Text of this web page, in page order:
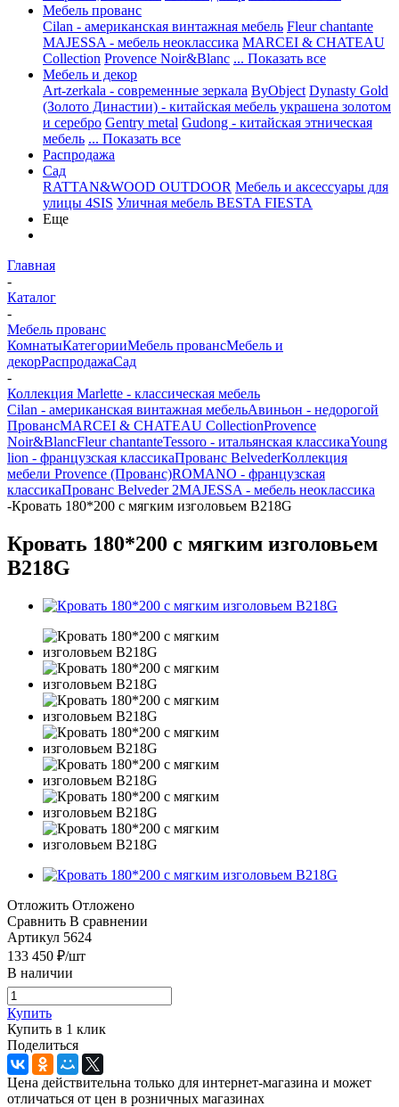
Мебель прованс
Cilan - американская винтажная мебель Fleur chantante
MAJESSA - мебель неоклассика MARCEI & CHATEAU
Collection Provence Noir&Blanc ... Показать все
Мебель и декор
Art-zerkala - современные зеркала ByObject Dynasty Gold
(Золото Династии) - китайская мебель украшена золотом
и серебро Gentry metal Gudong - китайская этническая
мебель ... Показать все
Распродажа
Сад
RATTAN&WOOD OUTDOOR Мебель и аксессуары для
улицы 4SIS Уличная мебель BESTA FIESTA
Еще
Главная
-
Каталог
-
Мебель прованс
КомнатыКатегорииМебель провансМебель и
декорРаспродажаСад
-
Коллекция Marlette - классическая мебель
Cilan - американская винтажная мебельАвиньон - недорогой
ПровансMARCEI & CHATEAU CollectionProvence
Noir&BlancFleur chantanteTessoro - итальянская классикаYoung
lion - французская классикаПрованс BelvederКоллекция
мебели Provence (Прованс)ROMANO - французская
классикаПрованс Belveder 2MAJESSA - мебель неоклассика
-Кровать 180*200 с мягким изголовьем В218G
Кровать 180*200 с мягким изголовьем
В218G
Отложить Отложено
Сравнить В сравнении
Артикул 5624
133 450 ₽/шт
В наличии
Купить
Купить в 1 клик
Поделиться
Цена действительна только для интернет-магазина и может
отличаться от цен в розничных магазинах